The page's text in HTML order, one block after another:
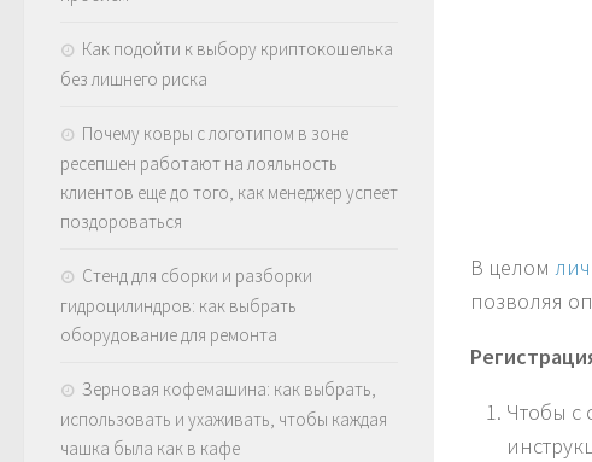
В целом
позволяя
Чтобы с
Как подойти к выбору криптокошелька
без лишнего риска
Почему ковры с логотипом в зоне
ресепшен работают на лояльность
клиентов еще до того, как менеджер успеет
поздороваться
Стенд для сборки и разборки
гидроцилиндров: как выбрать
оборудование для ремонта
Зерновая кофемашина: как выбрать,
использовать и ухаживать, чтобы каждая
чашка была как в кафе